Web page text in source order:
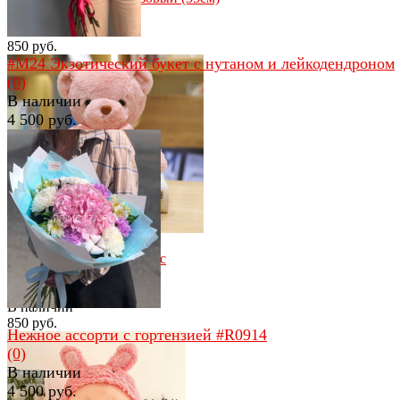
избранное сравнить
В наличии
850 руб.
Мягкая игрушка Мишка с
бантиком
В наличии
850 руб.
избранное сравнить
#M24 Экзотический букет с нутаном и лейкодендроном
(0)
В наличии
4 500 руб.
Нежное ассорти с гортензией #R0914
(0)
В наличии
4 500 руб.